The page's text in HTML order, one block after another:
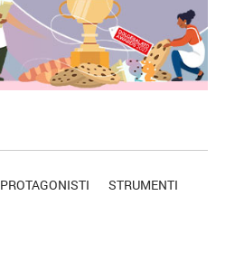
PROTAGONISTI STRUMENTI